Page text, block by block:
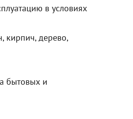
в условиях
кирпич, дерево,
бытовых и